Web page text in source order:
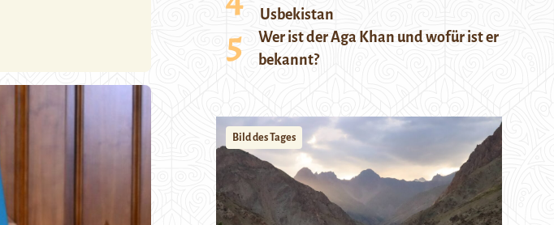
Usbekistan
Wer ist der Aga Khan und wofür ist er
bekannt?
Bild des Tages